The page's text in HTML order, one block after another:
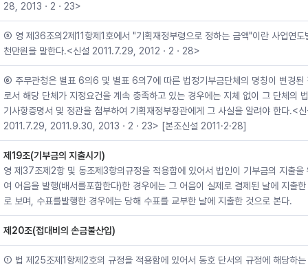
28, 2013ㆍ2ㆍ23>
⑤ 영 제36조의2제11항제1호에서 "기획재정부령으로 정하는 금액"이란 사업연도
천만원을 말한다.<신설 2011.7.29, 2012ㆍ2ㆍ28>
⑥ 주무관청은 별표 6의6 및 별표 6의7에 따른 법정기부금단체의 명칭이 변경된
로서 해당 단체가 지정요건을 계속 충족하고 있는 경우에는 지체 없이 그 단체의
기사항증명서 및 정관을 첨부하여 기획재정부장관에게 그 사실을 알려야 한다.<
2011.7.29, 2011.9.30, 2013ㆍ2ㆍ23> [본조신설 2011·2·28]
제19조(기부금의 지출시기)
영 제37조제2항 및 동조제3항의규정을 적용함에 있어서 법인이 기부금의 지출을
여 어음을 발행(배서를포함한다)한 경우에는 그 어음이 실제로 결제된 날에 지출
로 보며, 수표를발행한 경우에는 당해 수표를 교부한 날에 지출한 것으로 본다.
제20조(접대비의 손금불산입)
① 법 제25조제1항제2호의 규정을 적용함에 있어서 동호 단서의 규정에 해당하는